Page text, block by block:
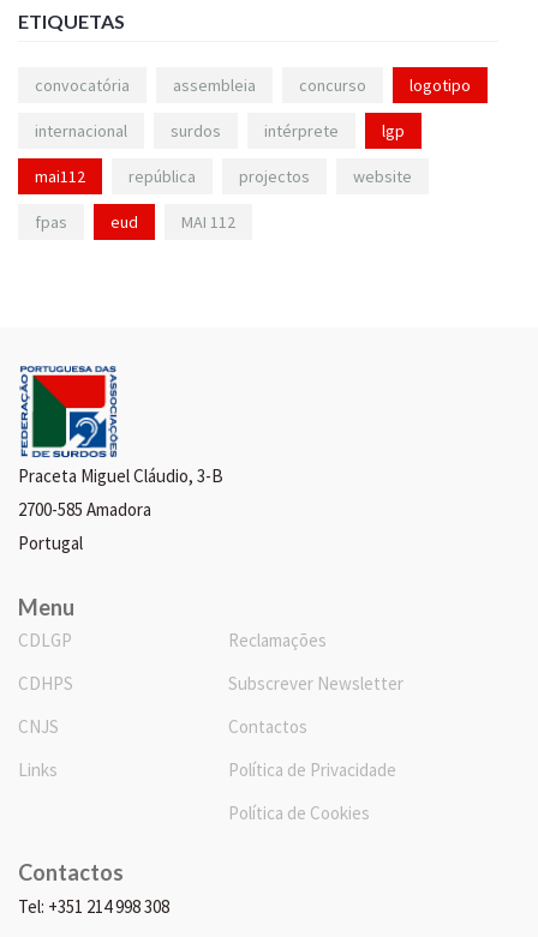
ETIQUETAS
convocatória assembleia concurso logotipo
internacional surdos intérprete lgp
mai112 república projectos website
fpas eud MAI 112
Praceta Miguel Cláudio, 3-B
2700-585 Amadora
Portugal
Menu
CDLGP
CDHPS
CNJS
Links
Reclamações
Subscrever Newsletter
Contactos
Política de Privacidade
Política de Cookies
Contactos
Tel: +351 214 998 308